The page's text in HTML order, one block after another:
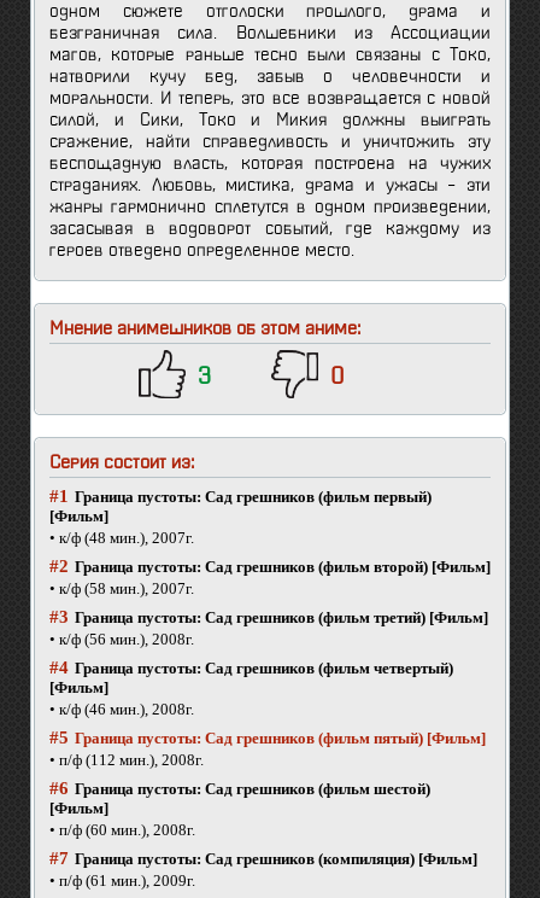
одном сюжете отголоски прошлого, драма и
безграничная сила. Волшебники из Ассоциации
магов, которые раньше тесно были связаны с Токо,
натворили кучу бед, забыв о человечности и
моральности. И теперь, это все возвращается с новой
силой, и Сики, Токо и Микия должны выиграть
сражение, найти справедливость и уничтожить эту
беспощадную власть, которая построена на чужих
страданиях. Любовь, мистика, драма и ужасы – эти
жанры гармонично сплетутся в одном произведении,
засасывая в водоворот событий, где каждому из
героев отведено определенное место.
Мнение анимешников об этом аниме:
3 0
Серия состоит из:
#1 Граница пустоты: Сад грешников (фильм первый)
[Фильм]
• к/ф (48 мин.), 2007г.
#2 Граница пустоты: Сад грешников (фильм второй) [Фильм]
• к/ф (58 мин.), 2007г.
#3 Граница пустоты: Сад грешников (фильм третий) [Фильм]
• к/ф (56 мин.), 2008г.
#4 Граница пустоты: Сад грешников (фильм четвертый)
[Фильм]
• к/ф (46 мин.), 2008г.
#5 Граница пустоты: Сад грешников (фильм пятый) [Фильм]
• п/ф (112 мин.), 2008г.
#6 Граница пустоты: Сад грешников (фильм шестой)
[Фильм]
• п/ф (60 мин.), 2008г.
#7 Граница пустоты: Сад грешников (компиляция) [Фильм]
• п/ф (61 мин.), 2009г.